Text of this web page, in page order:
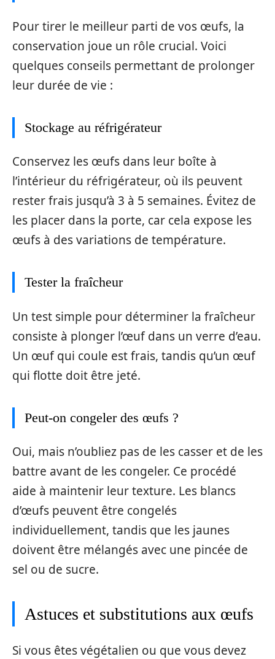
Pour tirer le meilleur parti de vos œufs, la
conservation joue un rôle crucial. Voici
quelques conseils permettant de prolonger
leur durée de vie :
Stockage au réfrigérateur
Conservez les œufs dans leur boîte à
l’intérieur du réfrigérateur, où ils peuvent
rester frais jusqu’à 3 à 5 semaines. Évitez de
les placer dans la porte, car cela expose les
œufs à des variations de température.
Tester la fraîcheur
Un test simple pour déterminer la fraîcheur
consiste à plonger l’œuf dans un verre d’eau.
Un œuf qui coule est frais, tandis qu’un œuf
qui flotte doit être jeté.
Peut-on congeler des œufs ?
Oui, mais n’oubliez pas de les casser et de les
battre avant de les congeler. Ce procédé
aide à maintenir leur texture. Les blancs
d’œufs peuvent être congelés
individuellement, tandis que les jaunes
doivent être mélangés avec une pincée de
sel ou de sucre.
Astuces et substitutions aux œufs
Si vous êtes végétalien ou que vous devez